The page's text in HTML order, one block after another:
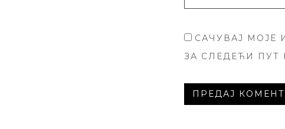
САЧУВАЈ МОЈЕ
ЗА СЛЕДЕЋИ